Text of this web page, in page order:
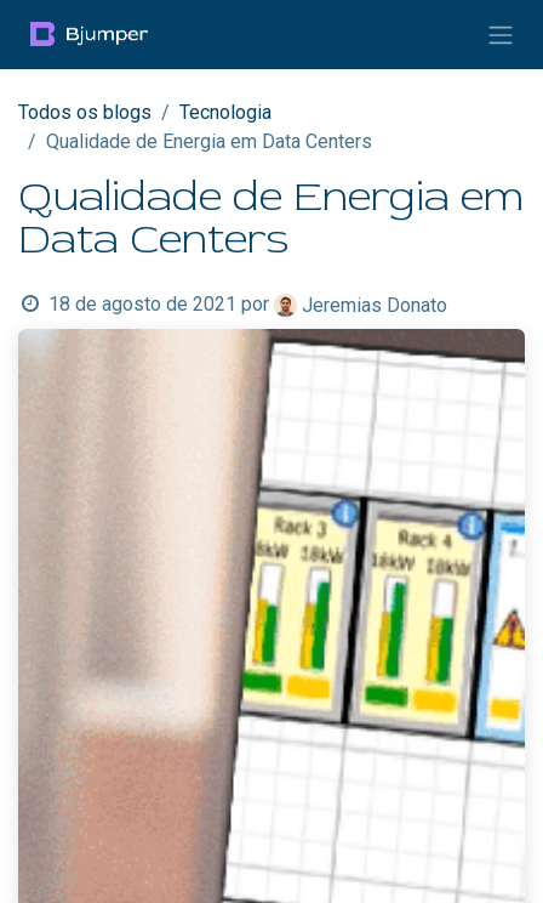
Todos os blogs
Tecnologia
Qualidade de Energia em Data Centers
Qualidade de Energia em
Data Centers
18 de agosto de 2021 por Jeremias Donato